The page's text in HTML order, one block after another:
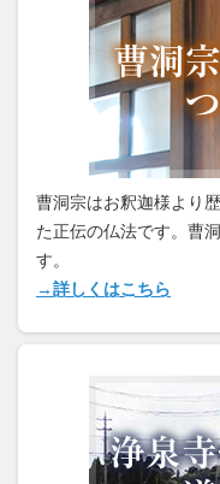
曹洞宗はお釈迦様より
た正伝の仏法です。曹
す。
→詳しくはこちら